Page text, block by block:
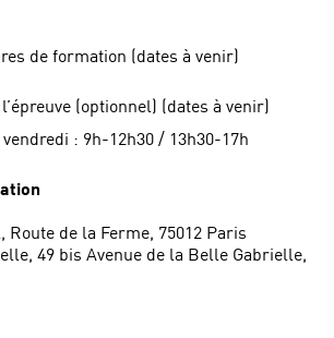
de formation (dates à venir)
(optionnel) (dates à venir)
: 9h-12h30 / 13h30-17h
Route de la Ferme, 75012 Paris
49 bis Avenue de la Belle Gabrielle,